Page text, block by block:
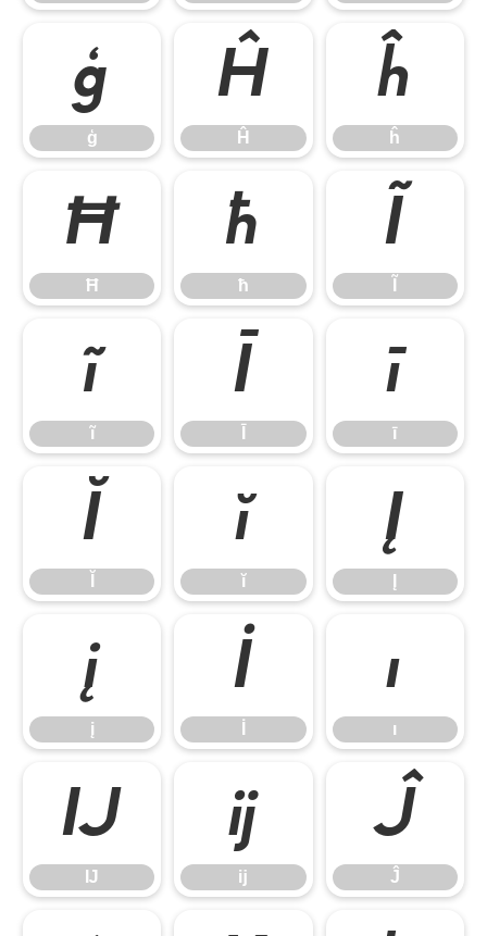
ģ
ģ
Ĥ
Ĥ
ĥ
ĥ
Ħ
Ħ
ħ
ħ
Ĩ
ĩ
ĩ
Ī ī
ī
Ĭ ĭ
ĭ
Į
į
į
İ ı
ı
Ĳ
Ĳ
ĳ
ĳ
Ĵ
Ĵ